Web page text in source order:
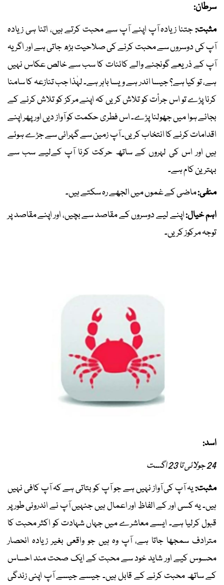
سرطان:
مثبت:جتنا زیادہ آپ اپنے آپ سے محبت کرتے ہیں، اتنا ہی زیادہ
آپ کی دوسروں سے محبت کرنے کی صلاحیت بڑھ جاتی ہے اور اگر یہ
آپ کے ذریعے گونجنے والے کائنات کا سب سے خالص عکاس نہیں
ہے، تو کیا ہے؟ جیسا اندر ہے ویسا باہر ہے۔ لہٰذا جب تنازعہ کا سامنا
کرنا پڑے تو اس جرأت کو تلاش کریں کہ اپنے مرکز کو تلاش کرنے کے
بجائے ہوا میں جھولنا پڑے۔ اس فطری حکمت کو آواز دیں اور پھر اپنے
اقدامات کرنے کا انتخاب کریں۔ آپ زمین سے گہرائی سے جڑے ہوئے
ہیں اور اس کی لہروں کے ساتھ حرکت کرنا آپ کےلیے سب سے
بہترین کام ہے۔
منفی:ماضی کے غموں میں الجھے رہ سکتے ہیں۔
اہم خیال:اپنے لیے دوسروں کے مقاصد سے بچیں، اور اپنے مقاصد پر
توجہ مرکوز کریں۔
اسد:
24 جولائی تا 23 اگست
مثبت:یہ آپ کی آواز نہیں ہے جو آپ کو بتاتی ہے کہ آپ کافی نہیں
ہیں۔ یہ کسی اور کے الفاظ اور اعمال ہیں جنہیں آپ نے اندرونی طور پر
قبول کرلیا ہے۔ ایسے معاشرے میں جہاں شہادت کو اکثر محبت کا
مترادف سمجھا جاتا ہے، آپ وہ ہیں جو واقعی بغیر زیادہ انحصار
محسوس کیے اور شاید خود سے محبت کے ایک صحت مند احساس
کے ساتھ محبت کرنے کے قابل ہیں۔ جیسے جیسے آپ اپنی زندگی